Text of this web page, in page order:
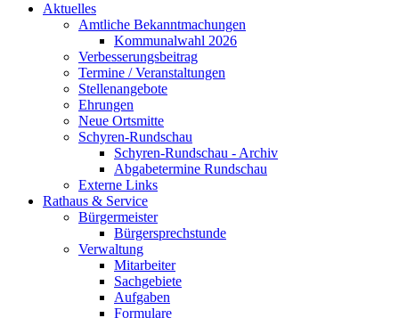
Aktuelles
Amtliche Bekanntmachungen
Kommunalwahl 2026
Verbesserungsbeitrag
Termine / Veranstaltungen
Stellenangebote
Ehrungen
Neue Ortsmitte
Schyren-Rundschau
Schyren-Rundschau - Archiv
Abgabetermine Rundschau
Externe Links
Rathaus & Service
Bürgermeister
Bürgersprechstunde
Verwaltung
Mitarbeiter
Sachgebiete
Aufgaben
Formulare